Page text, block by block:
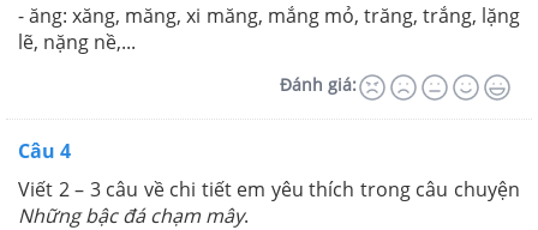
- ăng: xăng, măng, xi măng, mắng mỏ, trăng, trắng, lặng
lẽ, nặng nề,...
Đánh giá:
Câu 4
Viết 2 – 3 câu về chi tiết em yêu thích trong câu chuyện
Những bậc đá chạm mây.